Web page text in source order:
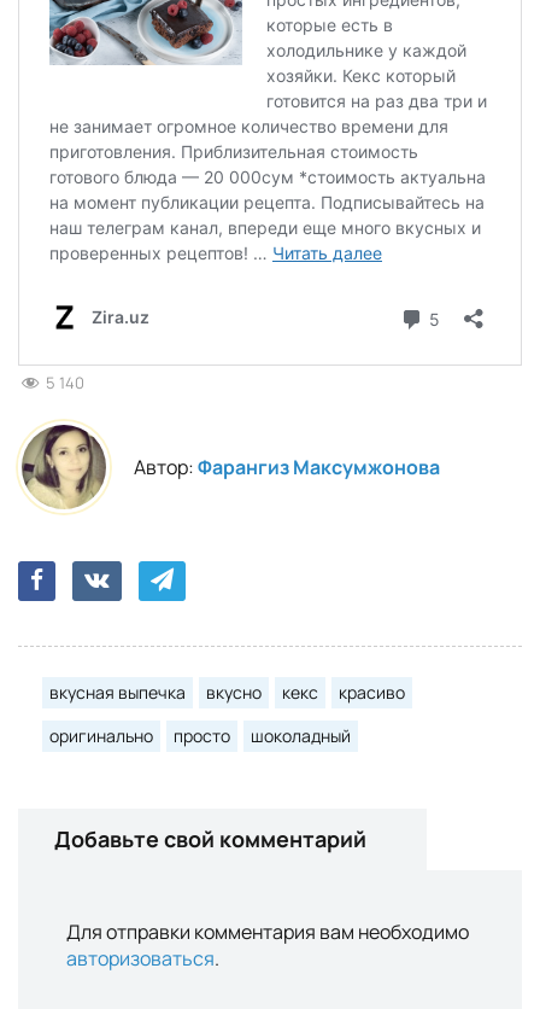
5 140
Автор:Фарангиз Максумжонова
вкусная выпечка вкусно кекс
красиво
оригинально
просто шоколадный
Добавьте свой комментарий
Для отправки комментария вам необходимо
авторизоваться.